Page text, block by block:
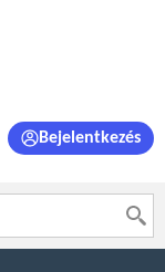
Bejelentkezés